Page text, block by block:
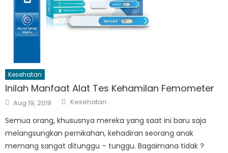
Kesehatan
Inilah Manfaat Alat Tes Kehamilan Femometer
Posted
on
Aug 19, 2019 Author
Kesehatan
Semua orang, khususnya mereka yang saat ini baru saja
melangsungkan pernikahan, kehadiran seorang anak
memang sangat ditunggu – tunggu. Bagaimana tidak ?